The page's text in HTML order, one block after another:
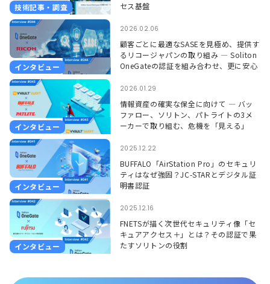
技術記事・調査 セス基盤
インタビュー
2026.02.06
顧客ごとに最適なSASEを見極め、提供す
るリコージャパンの取り組み ― Soliton
OneGateの認証を組み合わせ、更に安心
インタビュー
2026.01.29
情報資産の確実な保全に向けて ― バッ
ファロー、ソリトン、パトライトの3メ
ーカーで取り組む、危機を「見える」
―
インタビュー
2025.12.22
BUFFALO「AirStation Pro」のセキュリ
ティはなぜ強固？JC-STARとデジタル証
明書認証
インタビュー
2025.12.16
FNETSが描く次世代セキュリティ像「セ
キュアアクセス＋」とは？その認証で果
たすソリトンの役割